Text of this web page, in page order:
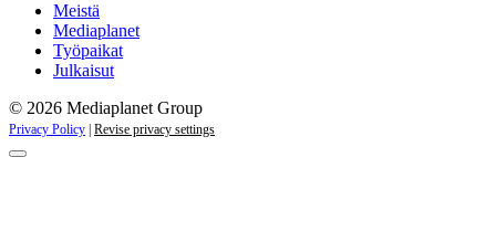
kampanjat
Meistä
Mediaplanet
Työpaikat
Julkaisut
© 2026 Mediaplanet Group
Privacy Policy Revise privacy settings